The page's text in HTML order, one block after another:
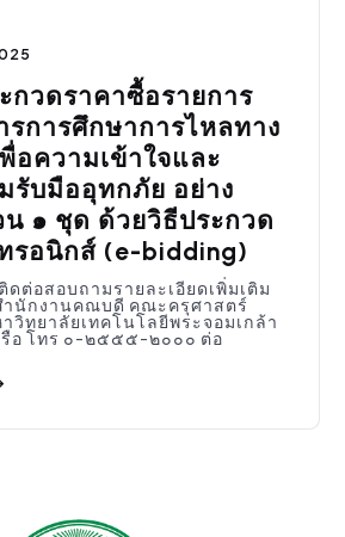
กวดราคาซื้อรายการ
การศึกษาการไหลทาง
อความเข้าใจและ
รับมืออุทกภัย อย่าง
น ๑ ชุด ด้วยวิธีประกวด
รอนิกส์ (e-bidding)
ต่อสอบถามรายละเอียดเพิ่มเติม
ำนักงานคณบดี คณะครุศาสตร์
วิทยาลัยเทคโนโลยีพระจอมเกล้า
อ โทร ๐-๒๕๕๕-๒๐๐๐ ต่อ